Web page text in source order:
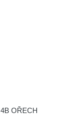
OŘECH